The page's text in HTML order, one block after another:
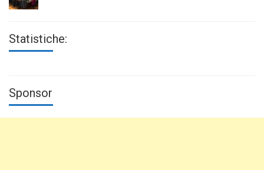
Statistiche:
Sponsor